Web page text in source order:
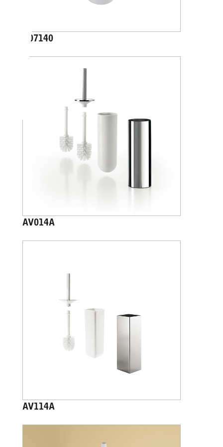
A07140
AV014A
AV114A